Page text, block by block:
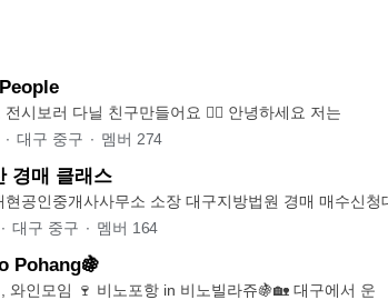
같이 와인마시고 전시보러 다닐 친구만들어요 🙆‍♂️ 안녕하세요 저는
∙ 대구 중구 ∙ 멤버 274
경매 클래스
임장 소개 대현공인중개사사무소 소장 대구지방법원 경매 매수신
∙ 대구 중구 ∙ 멤버 164
Pohang🍇
포항 와인스터디, 와인모임 🍷 비노포항 in 비노빌라쥬🍇🏡 대구에서 운